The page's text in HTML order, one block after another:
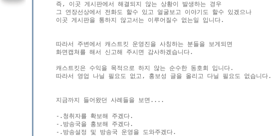
즉, 이곳 게시판에서 해결되지 않는 상황이 발생하는 경우
그 연장선상에서 전화도 할수 있고 얼굴보고 이야기도 할수 있겠으나
이곳 게시판을 통하지 않고서는 이루어질수 없는일 입니다.
따라서 주변에서 캐스트킷 운영진을 사칭하는 분들을 보게되면
화면캡쳐를 해서 신고해 주시면 감사하겠습니다.
캐스트킷은 수익을 목적으로 하지 않는 순수한 동호회 입니다.
따라서 영업 나닐 필요도 없고, 홍보성 글을 올리고 다닐 필요도 없습니다.
지금까지 들어왔던 사례들을 보면....
-.청취자를 확보해 주겠다.
-.방송국을 홍보해 주겠다.
-.방송설정 및 방송국 운영을 도와주겠다.